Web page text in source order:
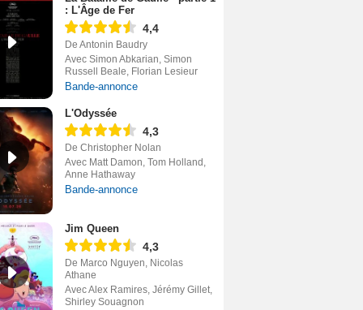
: L'Âge de Fer
4,4
De Antonin Baudry
Avec Simon Abkarian, Simon
Russell Beale, Florian Lesieur
Bande-annonce
L'Odyssée
4,3
De Christopher Nolan
Avec Matt Damon, Tom Holland,
Anne Hathaway
Bande-annonce
Jim Queen
4,3
De Marco Nguyen, Nicolas
Athane
Avec Alex Ramires, Jérémy Gillet,
Shirley Souagnon